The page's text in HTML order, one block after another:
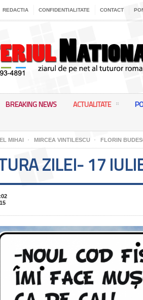
REDACTIA CONFIDENTIALITATE CONTACT
BREAKING NEWS ACTUALITATE
MIHAI MIRCEA VINTILESCU FLORIN
ZILEI- 17